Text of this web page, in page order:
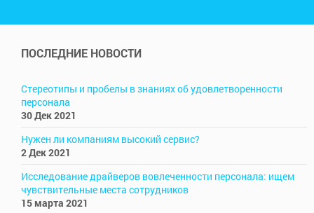
ПОСЛЕДНИЕ НОВОСТИ
Стереотипы и пробелы в знаниях об удовлетворенности
персонала
30 Дек 2021
Нужен ли компаниям высокий сервис?
2 Дек 2021
Исследование драйверов вовлеченности персонала: ищем
чувствительные места сотрудников
15 марта 2021